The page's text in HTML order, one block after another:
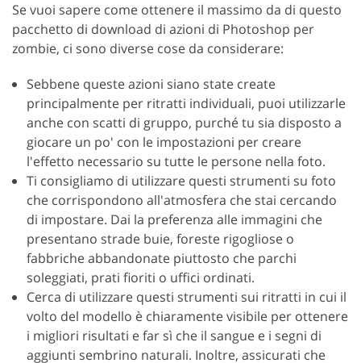
Se vuoi sapere come ottenere il massimo da di questo
pacchetto di download di azioni di Photoshop per
zombie, ci sono diverse cose da considerare:
Sebbene queste azioni siano state create
principalmente per ritratti individuali, puoi utilizzarle
anche con scatti di gruppo, purché tu sia disposto a
giocare un po' con le impostazioni per creare
l'effetto necessario su tutte le persone nella foto.
Ti consigliamo di utilizzare questi strumenti su foto
che corrispondono all'atmosfera che stai cercando
di impostare. Dai la preferenza alle immagini che
presentano strade buie, foreste rigogliose o
fabbriche abbandonate piuttosto che parchi
soleggiati, prati fioriti o uffici ordinati.
Cerca di utilizzare questi strumenti sui ritratti in cui il
volto del modello è chiaramente visibile per ottenere
i migliori risultati e far sì che il sangue e i segni di
aggiunti sembrino naturali. Inoltre, assicurati che